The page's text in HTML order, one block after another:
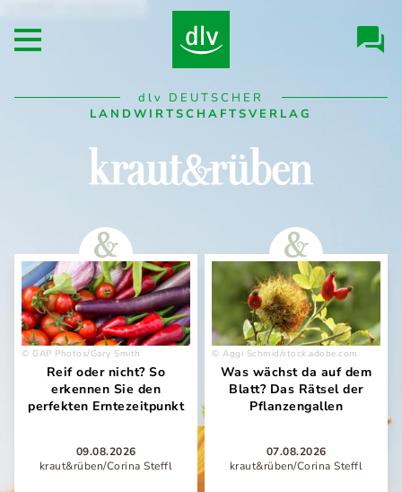
zum
Inhalt
Header/Navigation
Open main menu
Desktop
Navigation
dlv DEUTSCHER
LANDWIRTSCHAFTSVERLAG
kraut&rüben
GAP Photos/Gary Smith
Reif oder nicht? So
erkennen Sie den
perfekten Erntezeitpunkt
09.08.2026
kraut&rüben/Corina Steffl
Aggi Schmid/stock.adobe.com
Was wächst da auf dem
Blatt? Das Rätsel der
Pflanzengallen
07.08.2026
kraut&rüben/Corina Steffl